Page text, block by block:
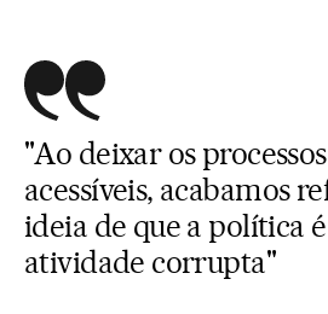
"Ao deixar os
acessíveis, acabamos
ideia de que a política
atividade corrupta"